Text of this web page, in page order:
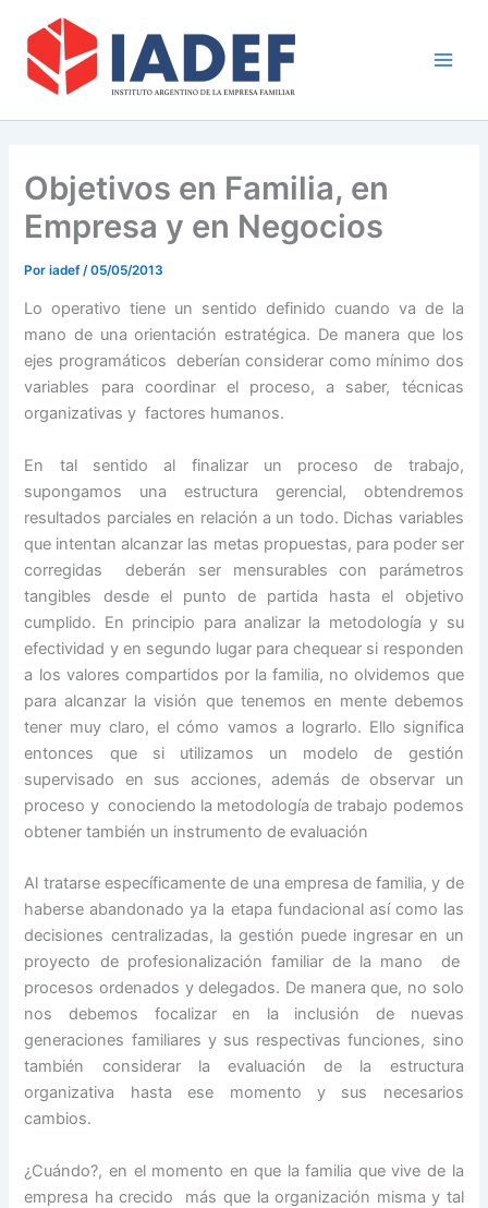
contenido
Objetivos en Familia, en
Empresa y en Negocios
Poriadef/05/05/2013
Lo operativo tiene un sentido definido cuando va de la
mano de una orientación estratégica. De manera que los
ejes programáticos deberían considerar como mínimo dos
variables para coordinar el proceso, a saber, técnicas
organizativas y factores humanos.
En tal sentido al finalizar un proceso de trabajo,
supongamos una estructura gerencial, obtendremos
resultados parciales en relación a un todo. Dichas variables
que intentan alcanzar las metas propuestas, para poder ser
corregidas deberán ser mensurables con parámetros
tangibles desde el punto de partida hasta el objetivo
cumplido. En principio para analizar la metodología y su
efectividad y en segundo lugar para chequear si responden
a los valores compartidos por la familia, no olvidemos que
para alcanzar la visión que tenemos en mente debemos
tener muy claro, el cómo vamos a lograrlo. Ello significa
entonces que si utilizamos un modelo de gestión
supervisado en sus acciones, además de observar un
proceso y conociendo la metodología de trabajo podemos
obtener también un instrumento de evaluación
Al tratarse específicamente de una empresa de familia, y de
haberse abandonado ya la etapa fundacional así como las
decisiones centralizadas, la gestión puede ingresar en un
proyecto de profesionalización familiar de la mano de
procesos ordenados y delegados. De manera que, no solo
nos debemos focalizar en la inclusión de nuevas
generaciones familiares y sus respectivas funciones, sino
también considerar la evaluación de la estructura
organizativa hasta ese momento y sus necesarios
cambios.
¿Cuándo?, en el momento en que la familia que vive de la
empresa ha crecido más que la organización misma y tal